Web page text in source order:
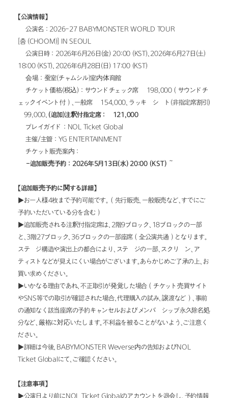
【公演情報】
• 公演名：2026-27 BABYMONSTER WORLD TOUR
[춤 (CHOOM)] IN SEOUL
• 公演日時：2026年6月26日(金) 20:00 (KST)、2026年6月27日(土)
18:00 (KST)、2026年6月28日(日) 17:00 (KST)
• 会場：蚕室(チャムシル)室内体育館
• チケット価格(税込)：サウンドチェック席 ₩198,000（サウンドチ
ェックイベント付）、一般席 ₩154,000、ラッキーシート(非指定席割引)
₩99,000、 (追加)注釈付指定席：₩121,000
• プレイガイド：NOL Ticket Global
• 主催/主管：YG ENTERTAINMENT
• チケット販売案内：
-追加販売予約：2026年5月13日(水) 20:00 (KST) ～
【追加販売予約に関する詳細】
▶お一人様4枚まで予約可能です。（先行販売、一般販売など、すでにご
予約いただいている分を含む）
▶追加販売される注釈付指定席は、2階9ブロック、18ブロックの一部
と、3階27ブロック、36ブロックの一部座席（全公演共通）となります。
ステージ構造や演出上の都合により、ステージの一部、スクリーン、アー
ティストなどが見えにくい場合がございます。あらかじめご了承の上、お
買い求めください。
▶いかなる理由であれ、不正取引が発覚した場合（チケット売買サイト
やSNS等での取引が確認された場合、代理購入の試み、譲渡など）、事前
の通知なく該当座席の予約キャンセルおよびメンバーシップ永久除名処
分など、厳格に対応いたします。不利益を被ることがないよう、ご注意く
ださい。
▶詳細は今後、BABYMONSTER Weverse内の告知およびNOL
Ticket Globalにて、ご確認ください。
【注意事項】
▶公演日より前にNOL Ticket Globalのアカウントを退会し、予約情報